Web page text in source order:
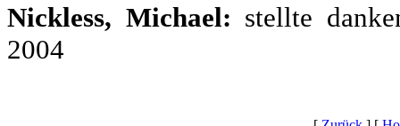
Nickless, Michael: stellte
2004